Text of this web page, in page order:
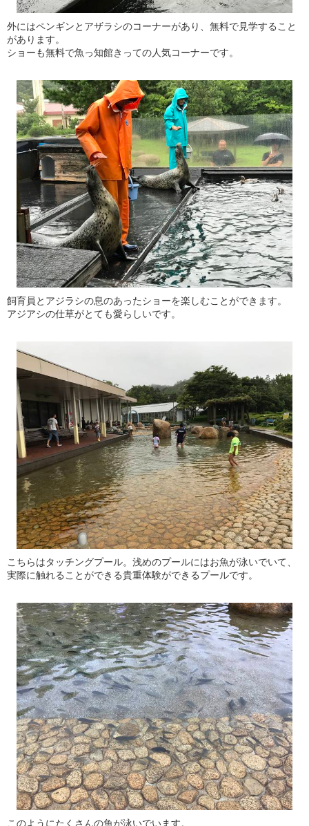
外にはペンギンとアザラシのコーナーがあり、無料で見学すること
があります。
ショーも無料で魚っ知館きっての人気コーナーです。
飼育員とアジラシの息のあったショーを楽しむことができます。
アジアシの仕草がとても愛らしいです。
こちらはタッチングプール。浅めのプールにはお魚が泳いでいて、
実際に触れることができる貴重体験ができるプールです。
このようにたくさんの魚が泳いでいます。